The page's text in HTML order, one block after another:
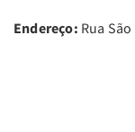
Endereço: Rua